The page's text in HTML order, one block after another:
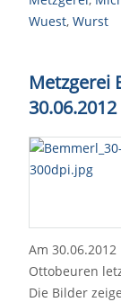
Wuest, Wurst
Metzgerei
Am
Ottobeuren
Die Bilder